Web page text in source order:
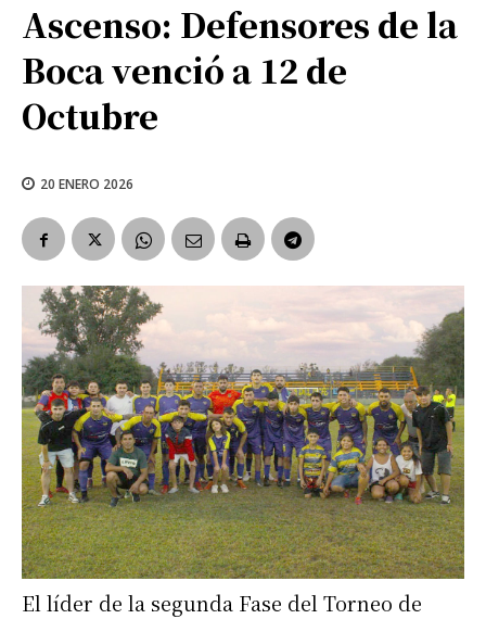
Ascenso: Defensores de la
Boca venció a 12 de
Octubre
20 ENERO 2026
El líder de la segunda Fase del Torneo de